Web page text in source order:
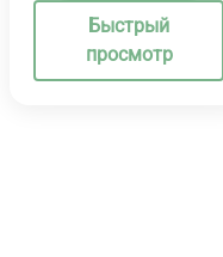
Быстрый
просмотр